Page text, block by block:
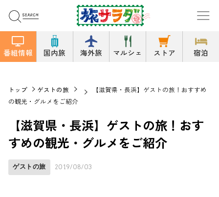
番組情報 国内旅 海外旅 マルシェ ストア 宿泊
トップ ゲストの旅
【滋賀県・長浜】ゲストの旅！おすすめ
の観光・グルメをご紹介
【滋賀県・長浜】ゲストの旅！おす
すめの観光・グルメをご紹介
ゲストの旅 2019/08/03